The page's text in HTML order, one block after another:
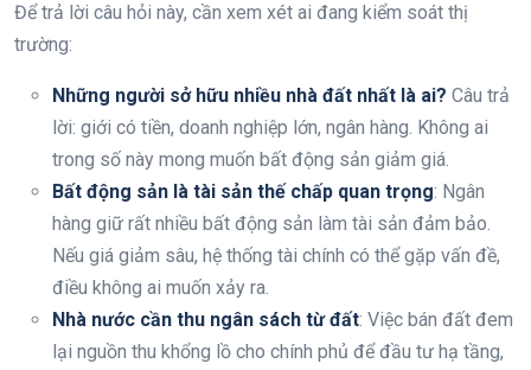
Để trả lời câu hỏi này, cần xem xét ai đang kiểm soát thị
trường:
Những người sở hữu nhiều nhà đất nhất là ai? Câu trả
lời: giới có tiền, doanh nghiệp lớn, ngân hàng. Không ai
trong số này mong muốn bất động sản giảm giá.
Bất động sản là tài sản thế chấp quan trọng: Ngân
hàng giữ rất nhiều bất động sản làm tài sản đảm bảo.
Nếu giá giảm sâu, hệ thống tài chính có thể gặp vấn đề,
điều không ai muốn xảy ra.
Nhà nước cần thu ngân sách từ đất: Việc bán đất đem
lại nguồn thu khổng lồ cho chính phủ để đầu tư hạ tầng,